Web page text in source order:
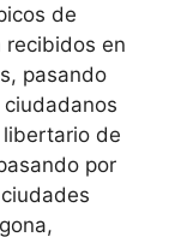
de
recibidos en
pasando
ciudadanos
de
por